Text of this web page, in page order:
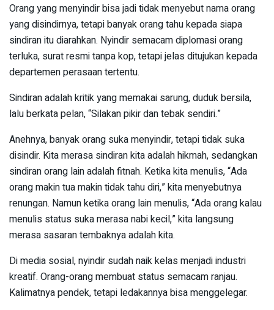
Orang yang menyindir bisa jadi tidak menyebut nama orang
yang disindirnya, tetapi banyak orang tahu kepada siapa
sindiran itu diarahkan. Nyindir semacam diplomasi orang
terluka, surat resmi tanpa kop, tetapi jelas ditujukan kepada
departemen perasaan tertentu.
Sindiran adalah kritik yang memakai sarung, duduk bersila,
lalu berkata pelan, “Silakan pikir dan tebak sendiri.”
Anehnya, banyak orang suka menyindir, tetapi tidak suka
disindir. Kita merasa sindiran kita adalah hikmah, sedangkan
sindiran orang lain adalah fitnah. Ketika kita menulis, “Ada
orang makin tua makin tidak tahu diri,” kita menyebutnya
renungan. Namun ketika orang lain menulis, “Ada orang kalau
menulis status suka merasa nabi kecil,” kita langsung
merasa sasaran tembaknya adalah kita.
Di media sosial, nyindir sudah naik kelas menjadi industri
kreatif. Orang-orang membuat status semacam ranjau.
Kalimatnya pendek, tetapi ledakannya bisa menggelegar.